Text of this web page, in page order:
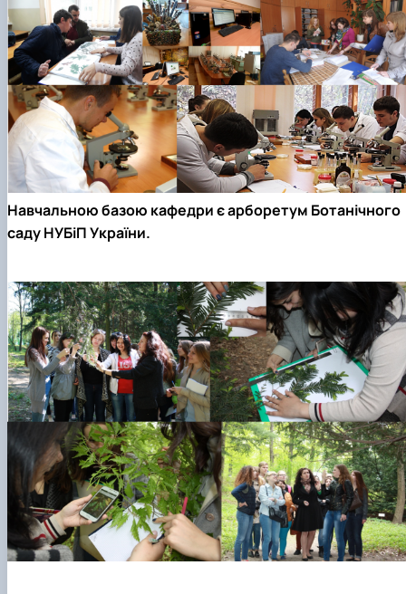
Навчальною базою кафедри є арборетум Ботанічного
саду НУБіП України.